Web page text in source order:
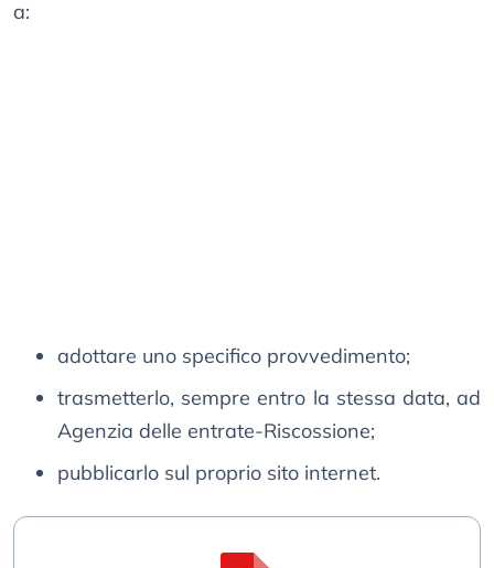
a:
adottare uno specifico provvedimento;
trasmetterlo, sempre entro la stessa data, ad
Agenzia delle entrate-Riscossione;
pubblicarlo sul proprio sito internet.